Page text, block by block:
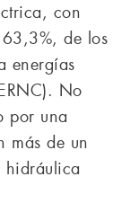
con
de los
energías
No
por una
más de un
hidráulica